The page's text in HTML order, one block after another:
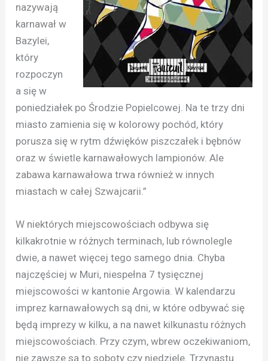
nazywają
karnawał w
Bazylei,
który
rozpoczyn
a się w
poniedziałek po Środzie Popielcowej. Na te trzy dni
miasto zamienia się w kolorowy pochód, który
porusza się w rytm dźwięków piszczałek i bębnów
oraz w świetle karnawałowych lampionów. Ale
zabawa karnawałowa trwa również w innych
miastach w całej Szwajcarii.”
W niektórych miejscowościach odbywa się
kilkakrotnie w różnych terminach, lub równolegle
dwie, a nawet więcej tego samego dnia. Chyba
najczęściej w Muri, niespełna 7 tysięcznej
miejscowości w kantonie Argowia. W kalendarzu
imprez karnawałowych są dni, w które odbywać się
będą imprezy w kilku, a na nawet kilkunastu różnych
miejscowościach. Przy czym, wbrew oczekiwaniom,
nie zawsze są to soboty czy niedziele. Trzynastu